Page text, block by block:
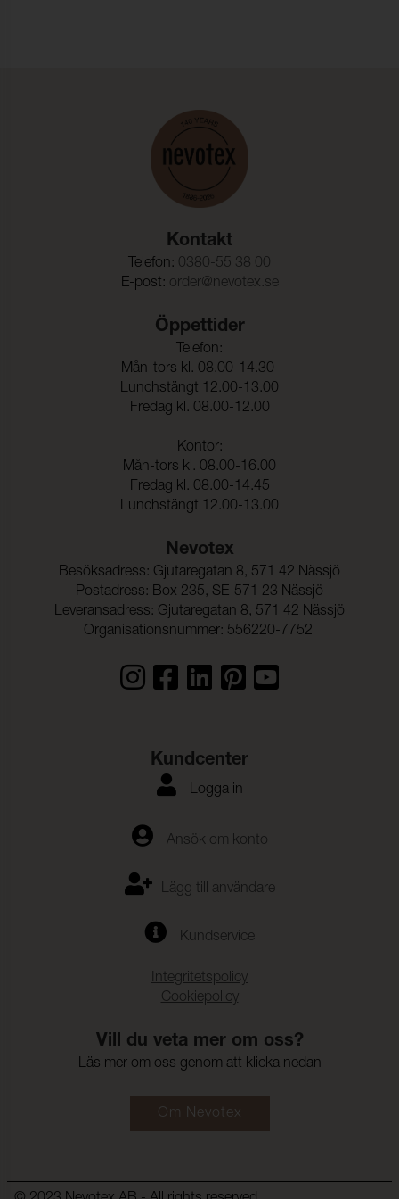
200 cmwc (ISO 811)
Vidhäftning – Ytfinish
39 N/5cm (ISO 2411)
30 N/5cm (ISO 2411)
Säkerhetsregler leksaker: (EN 71-3 )
Kontakt
Telefon: 0380-55 38 00
E-post: order@nevotex.se
Öppettider
Telefon:
Mån-tors kl. 08.00-14.30
Lunchstängt 12.00-13.00
Fredag kl. 08.00-12.00
Kontor:
Mån-tors kl. 08.00-16.00
Fredag kl. 08.00-14.45
Lunchstängt 12.00-13.00
Nevotex
Besöksadress: Gjutaregatan 8, 571 42 Nässjö
Postadress: Box 235, SE-571 23 Nässjö
Leveransadress: Gjutaregatan 8, 571 42 Nässjö
Organisationsnummer: 556220-7752
Kundcenter
Logga in
Ansök om konto
Lägg till användare
Kundservice
Integritetspolicy
Cookiepolicy
Vill du veta mer om oss?
Läs mer om oss genom att klicka nedan
Om Nevotex